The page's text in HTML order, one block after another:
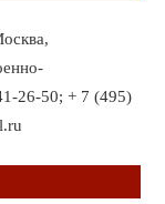
26-50; + 7 (495)